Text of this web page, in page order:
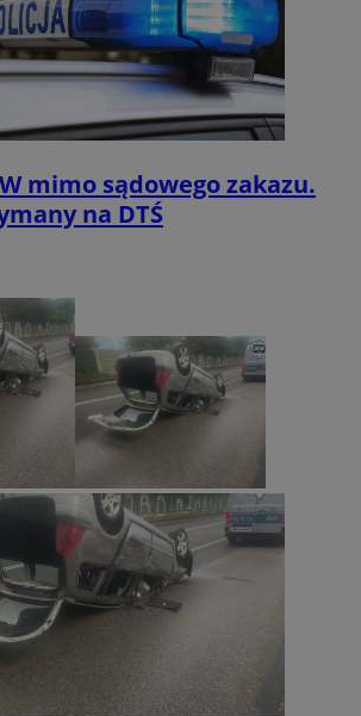
mimo sądowego zakazu.
na DTŚ